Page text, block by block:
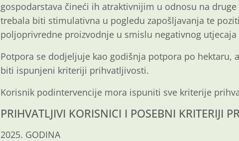
gospodarstava čineći ih atraktivnijim u odnosu na
trebala biti stimulativna u pogledu zapošljavanja te
poljoprivredne proizvodnje u smislu negativnog
Potpora se dodjeljuje kao godišnja potpora po
biti ispunjeni kriteriji prihvatljivosti.
Korisnik podintervencije mora ispuniti sve kriterije
PRIHVATLJIVI KORISNICI I POSEBNI KRITERIJI
2025. GODINA